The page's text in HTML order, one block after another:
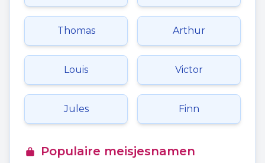
Thomas Arthur
Louis Victor
Jules Finn
Populaire meisjesnamen